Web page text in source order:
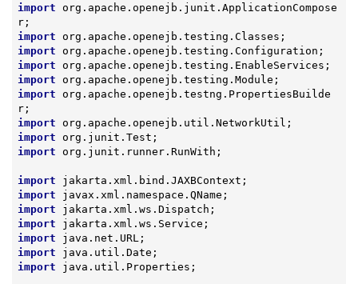
import org.apache.openejb.junit.ApplicationCompose
import
import
import
import
import org.apache.openejb.testng.PropertiesBuilde
import
import
import org.junit.runner.RunWith;
import
import
import
import
import
import
import java.util.Properties;